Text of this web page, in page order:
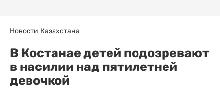
Новости Казахстана
В Костанае детей подозревают
в насилии над пятилетней
девочкой